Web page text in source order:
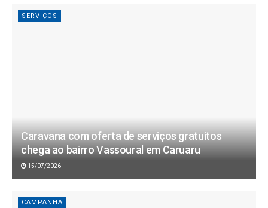
SERVIÇOS
Caravana com oferta de serviços gratuitos
chega ao bairro Vassoural em Caruaru
15/07/2026
CAMPANHA